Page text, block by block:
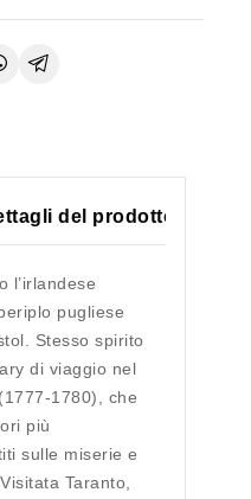
del prodotto
l’irlandese
pugliese
Stesso spirito
di viaggio nel
1780), che
più
sulle miserie e
Taranto,